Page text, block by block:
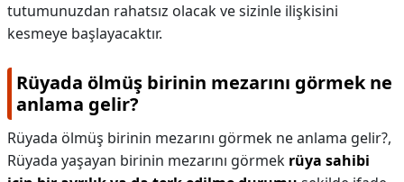
tutumunuzdan rahatsız olacak ve sizinle ilişkisini
kesmeye başlayacaktır.
Rüyada ölmüş birinin mezarını görmek ne
anlama gelir?
Rüyada ölmüş birinin mezarını görmek ne anlama gelir?,
Rüyada yaşayan birinin mezarını görmek rüya sahibi